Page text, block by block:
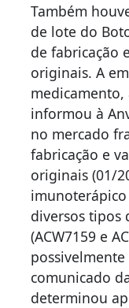
Também
de lote do
de fabricação
originais. A
medicamento,
informou à
no mercado
fabricação e
originais (01/
diversos tipos
(ACW7159 e
comunicado
determinou